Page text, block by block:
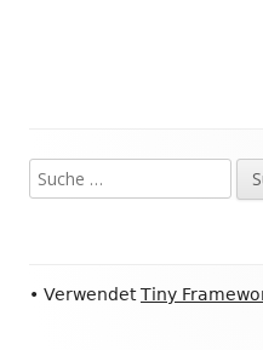
Haupt-
Suche
nach:
Footer
• VerwendetTiny